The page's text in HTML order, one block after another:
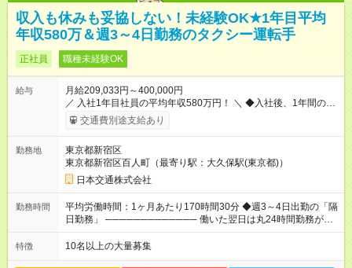
収入も休みも妥協しない！未経験OK★1年目平均
年収580万＆週3～4日勤務のタクシー運転手
正社員 職種未経験OK
給与
月給209,033円～400,000円
／ 入社1年目社員の平均年収580万円！ ＼ ◆入社後、1年間の給
与保証あり！ ─────────────── 乗務にじっくりと慣れて
いただけるよう、売上に関係なく給与を保証します。保証額以
たします。 【入社1～3カ月目】月給40万円保証 【入社4～12カ
月目】月給35万円保証 【入社13カ月以降】月給20万9033円＋
歩合＋賞与年3回 ※上記には、一律支給の手当を含みます。
※「厚生労働省のタクシー運転者の最低賃金計算方法に基づ
く」 ◆業界最高水準の歩合率で還元！ ───────────────
売上の62%が歩合や賞与として還元されるため、頑張った分だ
も！ 【試用期間】試用期間あり 試用期間の長さ：3ヶ月 雇用形
態、給与は本採用時と同じです。 試用期間中の労働条件は本採
交通費別途支給あり
勤務地
東京都新宿区
東京都新宿区百人町（最寄り駅：大久保駅(東京都)）
日本交通株式会社
勤務時間
平均労働時間：1ヶ月あたり170時間30分 ◆週3～4日出勤の「隔
日勤務」 ───────────── 働いた翌日は丸24時間勤務が入
りません。 ◆最も稼ぎやすい時間帯で勤務
───────────── シフトは、15：00～翌10：00 ※月間労働
特徴 10名以上の大量募集